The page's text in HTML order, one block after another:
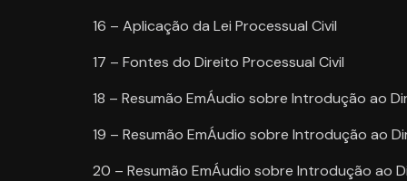
16 – Aplicação da Lei Processual Civil
17 – Fontes do Direito Processual Civil
18 – Resumão EmÁudio sobre Introdução ao
19 – Resumão EmÁudio sobre Introdução ao
20 – Resumão EmÁudio sobre Introdução ao